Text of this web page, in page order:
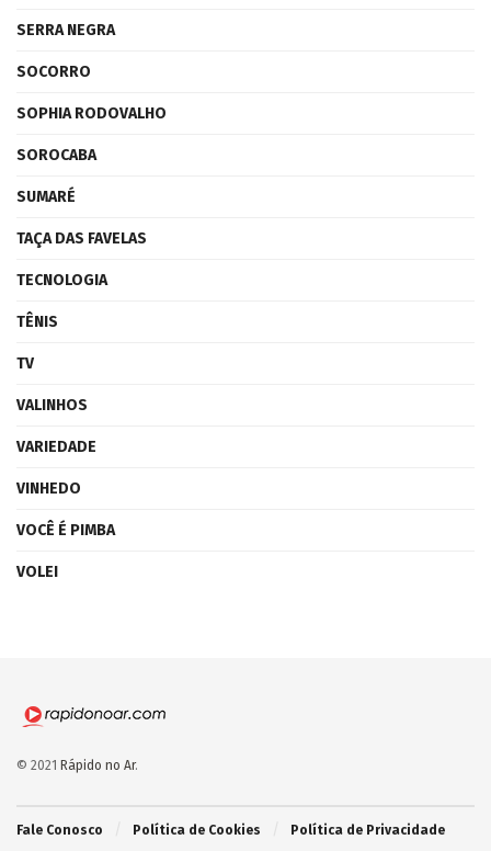
SERRA NEGRA
SOCORRO
SOPHIA RODOVALHO
SOROCABA
SUMARÉ
TAÇA DAS FAVELAS
TECNOLOGIA
TÊNIS
TV
VALINHOS
VARIEDADE
VINHEDO
VOCÊ É PIMBA
VOLEI
© 2021 Rápido no Ar.
Fale Conosco Política de Cookies Política de Privacidade